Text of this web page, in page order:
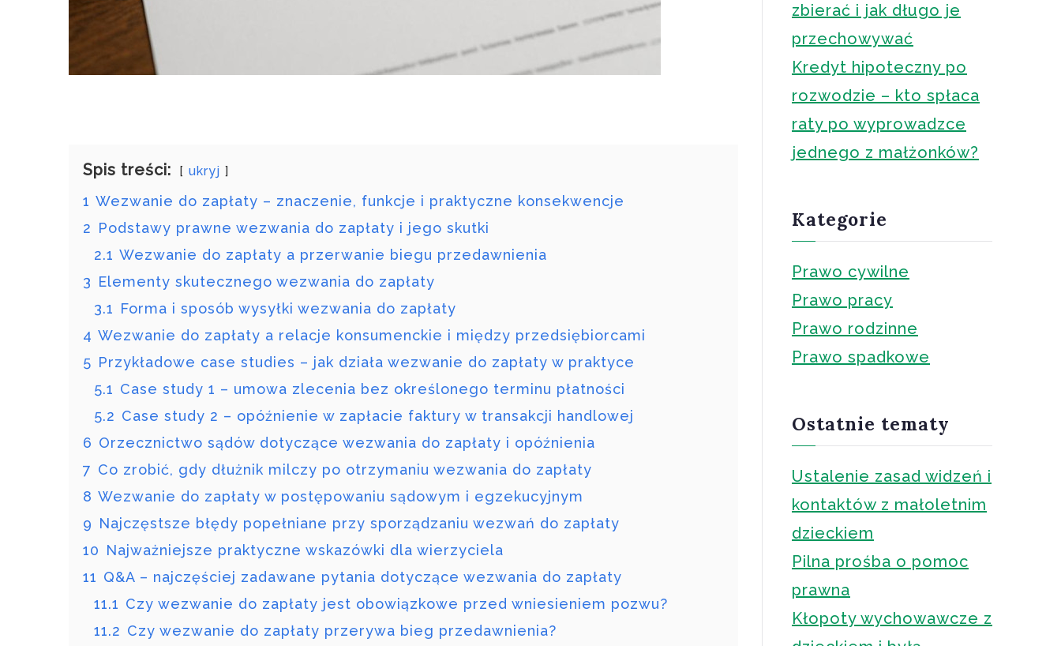
Spis treści: ukryj
1 Wezwanie do zapłaty – znaczenie, funkcje i praktyczne konsekwencje
2 Podstawy prawne wezwania do zapłaty i jego skutki
2.1 Wezwanie do zapłaty a przerwanie biegu przedawnienia
3 Elementy skutecznego wezwania do zapłaty
3.1 Forma i sposób wysyłki wezwania do zapłaty
4 Wezwanie do zapłaty a relacje konsumenckie i między przedsiębiorcami
5 Przykładowe case studies – jak działa wezwanie do zapłaty w praktyce
5.1 Case study 1 – umowa zlecenia bez określonego terminu płatności
5.2 Case study 2 – opóźnienie w zapłacie faktury w transakcji handlowej
6 Orzecznictwo sądów dotyczące wezwania do zapłaty i opóźnienia
7 Co zrobić, gdy dłużnik milczy po otrzymaniu wezwania do zapłaty
8 Wezwanie do zapłaty w postępowaniu sądowym i egzekucyjnym
9 Najczęstsze błędy popełniane przy sporządzaniu wezwań do zapłaty
10 Najważniejsze praktyczne wskazówki dla wierzyciela
11 Q&A – najczęściej zadawane pytania dotyczące wezwania do zapłaty
11.1 Czy wezwanie do zapłaty jest obowiązkowe przed wniesieniem pozwu?
11.2 Czy wezwanie do zapłaty przerywa bieg przedawnienia?
zbierać i jak długo je
przechowywać
Kredyt hipoteczny po
rozwodzie – kto spłaca
raty po wyprowadzce
jednego z małżonków?
Kategorie
Prawo cywilne
Prawo pracy
Prawo rodzinne
Prawo spadkowe
Ostatnie tematy
Ustalenie zasad widzeń i
kontaktów z małoletnim
dzieckiem
Pilna prośba o pomoc
prawna
Kłopoty wychowawcze z